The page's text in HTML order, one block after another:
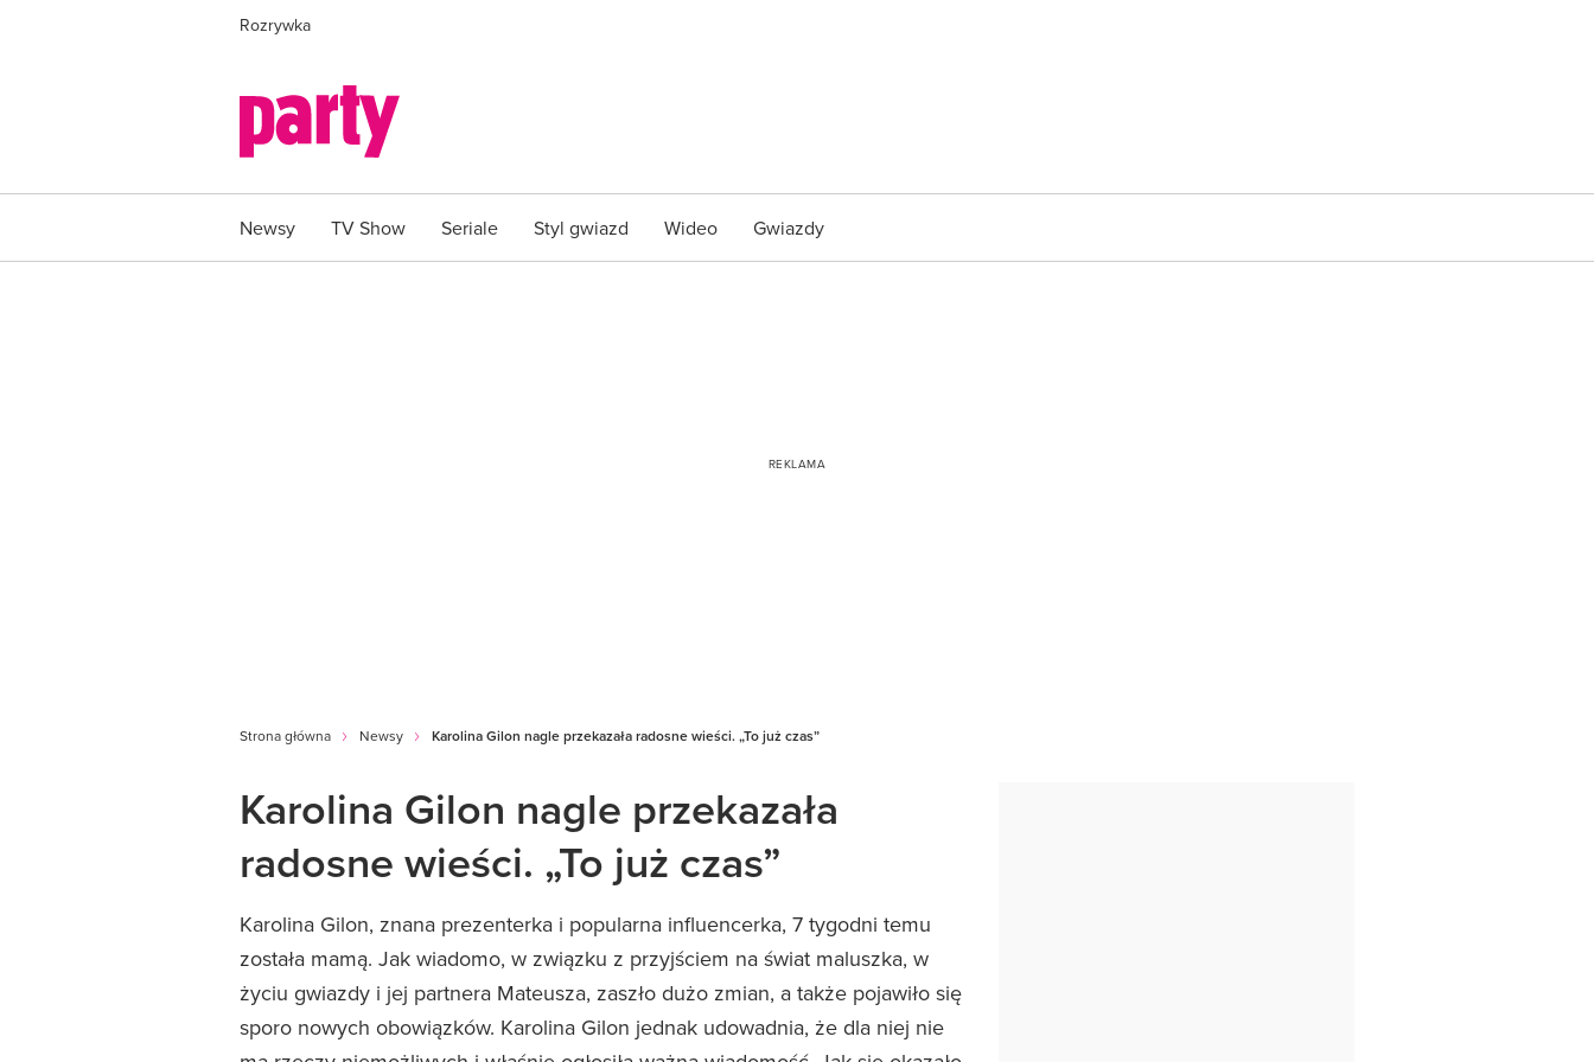
Rozrywka
Newsy TV Show Seriale Styl gwiazd Wideo Gwiazdy
Strona główna Newsy Karolina Gilon nagle przekazała radosne wieści. „To już czas”
Karolina Gilon nagle przekazała
radosne wieści. „To już czas”
Karolina Gilon, znana prezenterka i popularna influencerka, 7 tygodni temu
została mamą. Jak wiadomo, w związku z przyjściem na świat maluszka, w
życiu gwiazdy i jej partnera Mateusza, zaszło dużo zmian, a także pojawiło się
sporo nowych obowiązków. Karolina Gilon jednak udowadnia, że dla niej nie